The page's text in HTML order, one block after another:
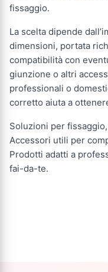
fissaggio.
La scelta dipende
dimensioni, portata
compatibilità con
giunzione o altri
professionali o
corretto aiuta a
Soluzioni per
Accessori utili per
Prodotti adatti a
fai-da-te.